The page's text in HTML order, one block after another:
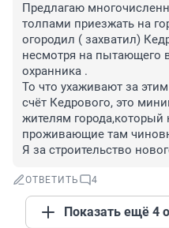
Предлагаю
толпами приезжать на
огородил ( захватил)
несмотря на пытающего
охранника .
То что ухаживают за
счёт Кедрового, это
жителям города,который
проживающие там
Я за строительство
ОТВЕТИТЬ 4
Показать ещё 4